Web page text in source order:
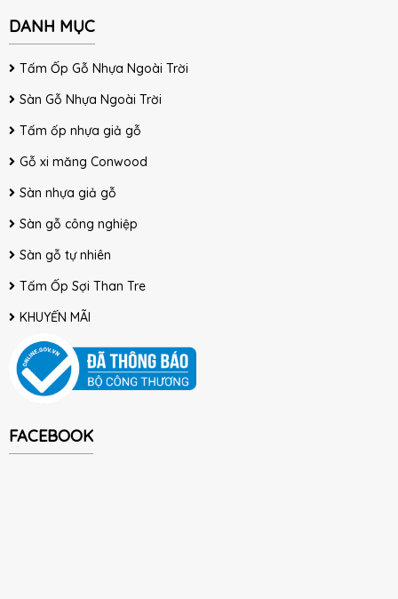
DANH MỤC
Tấm Ốp Gỗ Nhựa Ngoài Trời
Sàn Gỗ Nhựa Ngoài Trời
Tấm ốp nhựa giả gỗ
Gỗ xi măng Conwood
Sàn nhựa giả gỗ
Sàn gỗ công nghiệp
Sàn gỗ tự nhiên
Tấm Ốp Sợi Than Tre
KHUYẾN MÃI
FACEBOOK